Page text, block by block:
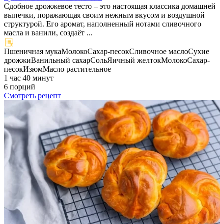
Сдобное дрожжевое тесто – это настоящая классика домашней
выпечки, поражающая своим нежным вкусом и воздушной
структурой. Его аромат, наполненный нотами сливочного
масла и ванили, создаёт ...
Пшеничная мукаМолокоСахар-песокСливочное маслоСухие
дрожжиВанильный сахарСольЯичный желтокМолокоСахар-
песокИзюмМасло растительное
1 час 40 минут
6 порций
Смотреть рецепт